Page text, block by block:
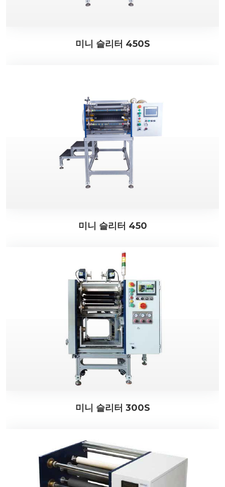
미니 슬리터 450S
미니 슬리터 450
미니 슬리터 300S